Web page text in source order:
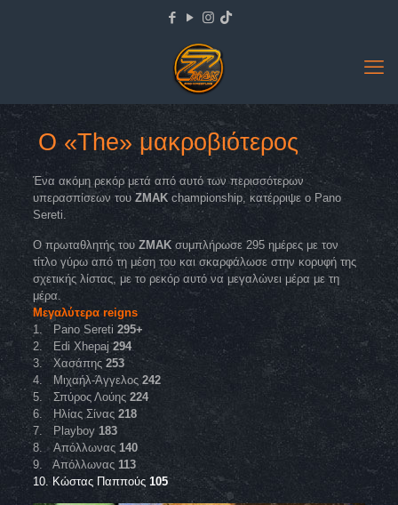
Ο «The» μακροβιότερος
Ένα ακόμη ρεκόρ μετά από αυτό των περισσότερων
υπερασπίσεων του ZMAKchampionship, κατέρριψε ο Pano
Sereti.
Ο πρωταθλητής του ZMAKσυμπλήρωσε 295 ημέρες με τον
τίτλο γύρω από τη μέση του και σκαρφάλωσε στην κορυφή της
σχετικής λίστας, με το ρεκόρ αυτό να μεγαλώνει μέρα με τη
μέρα.
Μεγαλύτερα reigns
1. Pano Sereti 295+
2. Edi Xhepaj294
3. Χασάπης253
4. Μιχαήλ-Άγγελος 242
5. Σπύρος Λούης 224
6. Ηλίας Σίνας 218
7. Playboy 183
8. Απόλλωνας 140
9. Απόλλωνας 113
10. Κώστας Παππούς 105